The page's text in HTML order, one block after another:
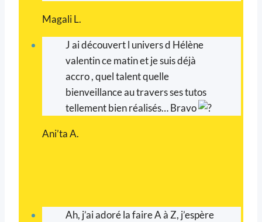
Magali L.
J ai découvert l univers d Hélène
valentin ce matin et je suis déjà
accro , quel talent quelle
bienveillance au travers ses tutos
tellement bien réalisés… Bravo
Ani’ta A.
Ah, j’ai adoré la faire A à Z, j’espère